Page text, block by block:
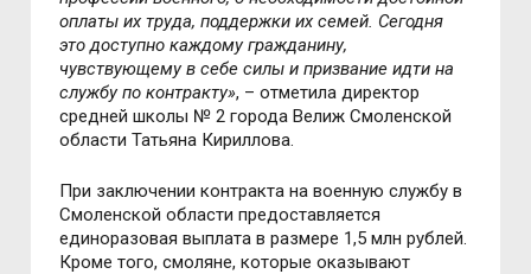
оплаты их труда, поддержки их семей. Сегодня
это доступно каждому гражданину,
чувствующему в себе силы и призвание идти на
службу по контракту», – отметила директор
средней школы № 2 города Велиж Смоленской
области Татьяна Кириллова.
При заключении контракта на военную службу в
Смоленской области предоставляется
единоразовая выплата в размере 1,5 млн рублей.
Кроме того, смоляне, которые оказывают